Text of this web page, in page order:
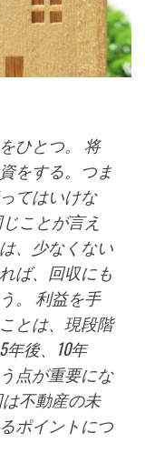
ひとつ。 将
をする。つま
てはいけな
ことが言え
、少なくない
ば、回収にも
。 利益を手
とは、現段階
後、10年
点が重要にな
不動産の未
ポイントにつ